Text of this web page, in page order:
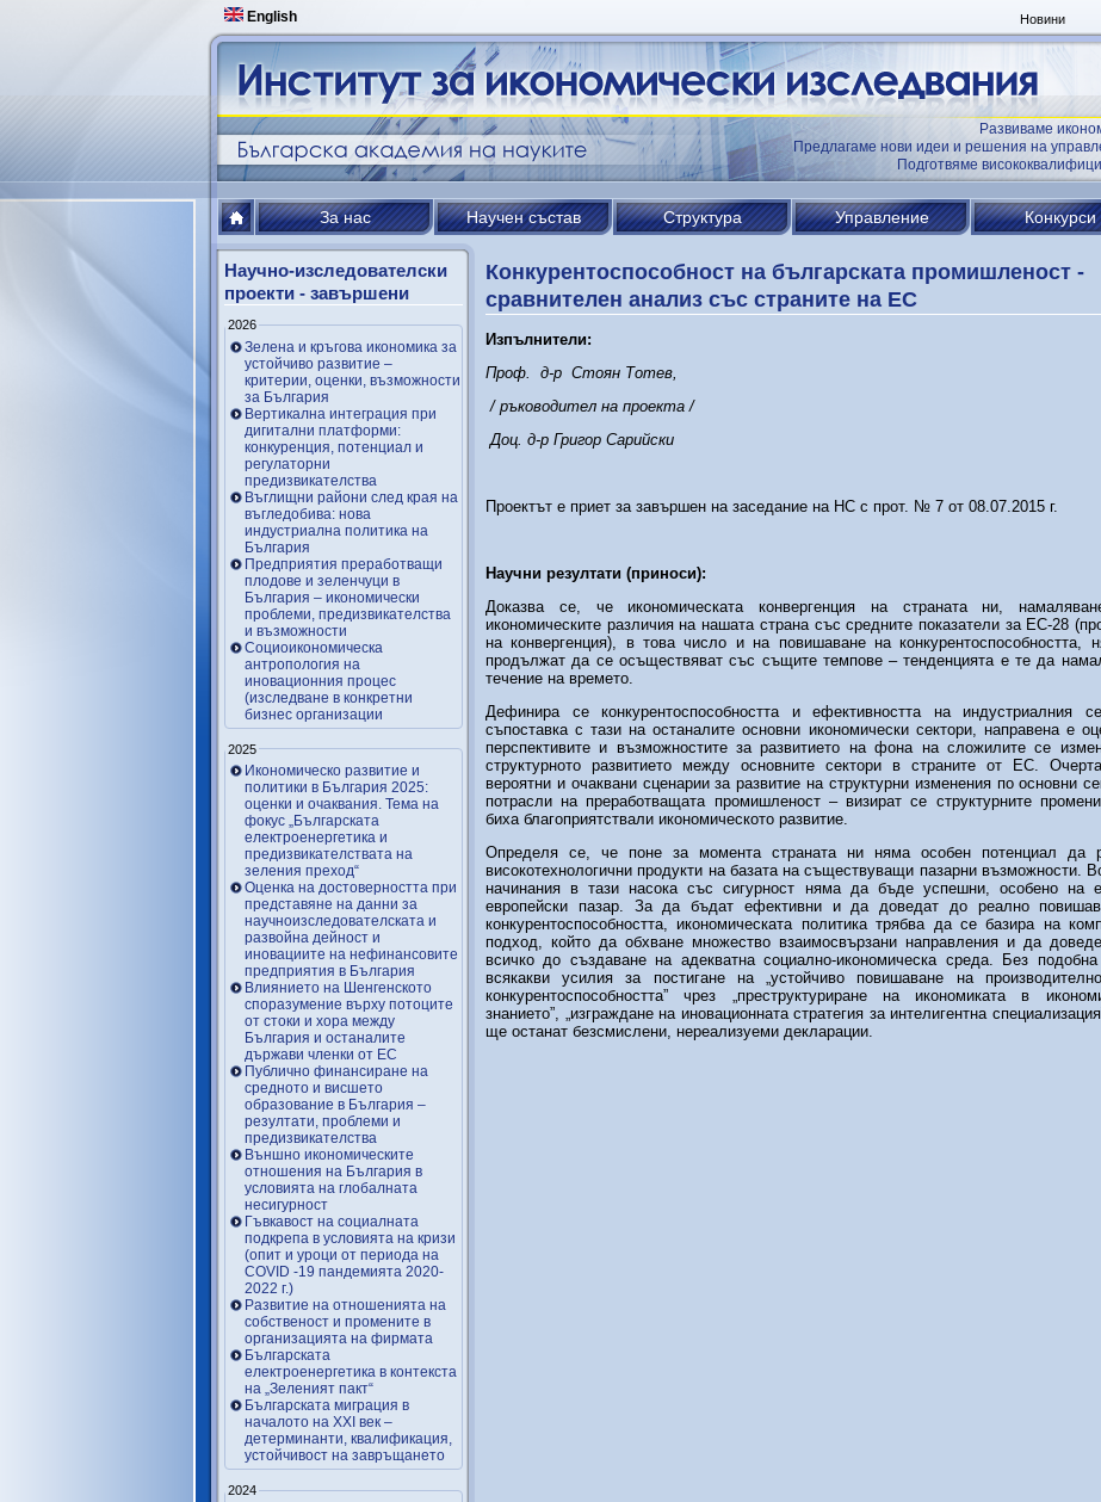
English Новини
Развиваме
Предлагаме нови идеи и решения на
Подготвяме
За нас Научен състав Структура Управление Конкурси
Научно-изследователски
проекти - завършени
2026
Зелена и кръгова икономика за
устойчиво развитие –
критерии, оценки, възможности
за България
Вертикална интеграция при
дигитални платформи:
конкуренция, потенциал и
регулаторни
предизвикателства
Въглищни райони след края на
въгледобива: нова
индустриална политика на
България
Предприятия преработващи
плодове и зеленчуци в
България – икономически
проблеми, предизвикателства
и възможности
Социоикономическа
антропология на
иновационния процес
(изследване в конкретни
бизнес организации
2025
Икономическо развитие и
политики в България 2025:
оценки и очаквания. Тема на
фокус „Българската
електроенергетика и
предизвикателствата на
зеления преход“
Оценка на достоверността при
представяне на данни за
научноизследователската и
развойна дейност и
иновациите на нефинансовите
предприятия в България
Влиянието на Шенгенското
споразумение върху потоците
от стоки и хора между
България и останалите
държави членки от ЕС
Публично финансиране на
средното и висшето
образование в България –
резултати, проблеми и
предизвикателства
Външно икономическите
отношения на България в
условията на глобалната
несигурност
Гъвкавост на социалната
подкрепа в условията на кризи
(опит и уроци от периода на
COVID -19 пандемията 2020-
2022 г.)
Развитие на отношенията на
собственост и промените в
организацията на фирмата
Българската
електроенергетика в контекста
на „Зеленият пакт“
Българската миграция в
началото на ХХІ век –
детерминанти, квалификация,
устойчивост на завръщането
2024
Конкурентоспособност на българската промишленост -
сравнителен анализ със страните на ЕС
Изпълнители:
Проф. д-р Стоян Тотев,
/ ръководител на проекта /
Доц. д-р Григор Сарийски
Проектът е приет за завършен на заседание на НС с прот. № 7 от 08.07.2015 г.
Научни резултати (приноси):
Доказва се, че икономическата конвергенция на страната ни,
икономическите различия на нашата страна със средните показатели за ЕС-28
на конвергенция), в това число и на повишаване на конкурентоспособността,
продължат да се осъществяват със същите темпове – тенденцията е те да
течение на времето.
Дефинира се конкурентоспособността и ефективността на индустриалния
съпоставка с тази на останалите основни икономически сектори, направена е
перспективите и възможностите за развитието на фона на сложилите се
структурното развитието между основните сектори в страните от ЕС.
вероятни и очаквани сценарии за развитие на структурни изменения по основни
потрасли на преработващата промишленост – визират се структурните
биха благоприятствали икономическото развитие.
Определя се, че поне за момента страната ни няма особен потенциал да
високотехнологични продукти на базата на съществуващи пазарни възможности.
начинания в тази насока със сигурност няма да бъде успешни, особено на
европейски пазар. За да бъдат ефективни и да доведат до реално
конкурентоспособността, икономическата политика трябва да се базира на
подход, който да обхване множество взаимосвързани направления и да
всичко до създаване на адекватна социално‑икономическа среда. Без
всякакви усилия за постигане на „устойчиво повишаване на
конкурентоспособността” чрез „преструктуриране на икономиката в
знанието”, „изграждане на иновационната стратегия за интелигентна
ще останат безсмислени, нереализуеми декларации.